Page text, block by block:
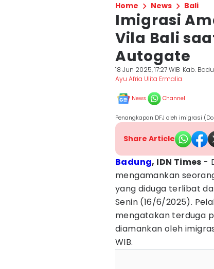
Home News Bali
Imigrasi
Vila Bali
Autogate
18 Jun 2025, 17:27 WIB Kab.
Ayu Afria Ulita Ermalia
News Channel
Penangkapan DFJ oleh imigrasi
Share Article
Badung, IDN Times -
mengamankan
yang diduga terlibat
Senin (16/6/2025).
mengatakan terduga
diamankan oleh
WIB.